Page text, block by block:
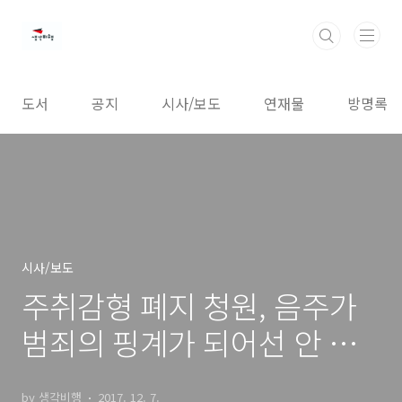
도서 공지 시사/보도 연재물 방명록
시사/보도
주취감형 폐지 청원, 음주가
범죄의 핑계가 되어선 안 된
by 생각비행 2017. 12. 7.